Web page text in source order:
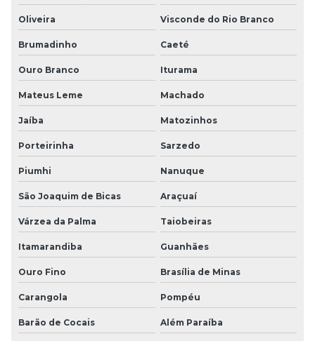
Oliveira Visconde do Rio Branco
Brumadinho Caeté
Ouro Branco Iturama
Mateus Leme Machado
Jaíba Matozinhos
Porteirinha Sarzedo
Piumhi Nanuque
São Joaquim de Bicas Araçuaí
Várzea da Palma Taiobeiras
Itamarandiba Guanhães
Ouro Fino Brasília de Minas
Carangola Pompéu
Barão de Cocais Além Paraíba